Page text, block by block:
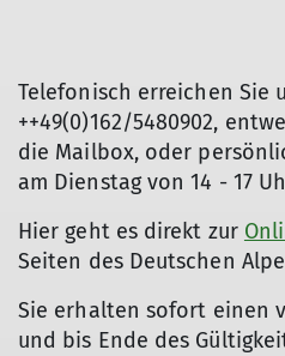
Telefonisch erreichen Sie
++49(0)162/5480902,
die Mailbox, oder
am Dienstag von 14 - 17
Hier geht es direkt zur
Seiten des Deutschen
Sie erhalten sofort einen
und bis Ende des